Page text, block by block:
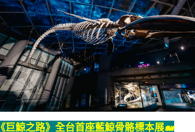
《巨鯨之路》全台首座藍鯨骨骼標本展🐋